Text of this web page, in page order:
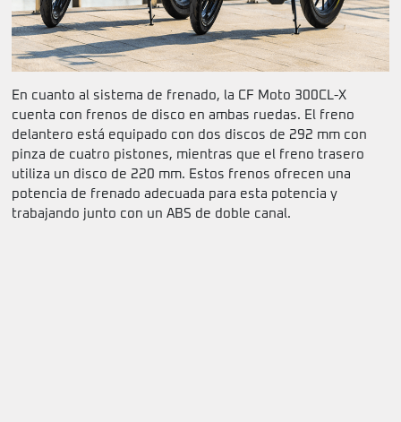
En cuanto al sistema de frenado, la CF Moto 300CL-X
cuenta con frenos de disco en ambas ruedas. El freno
delantero está equipado con dos discos de 292 mm con
pinza de cuatro pistones, mientras que el freno trasero
utiliza un disco de 220 mm. Estos frenos ofrecen una
potencia de frenado adecuada para esta potencia y
trabajando junto con un ABS de doble canal.